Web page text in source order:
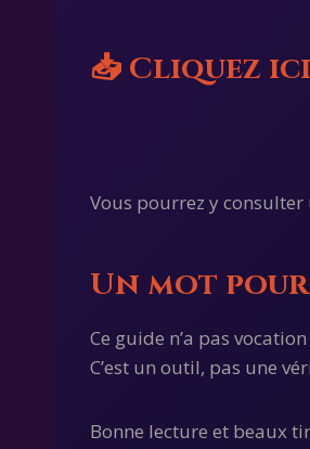
📥 Cliquez
Vous pourrez y
Un mot
Ce guide n’a pas
C’est un outil, pas une
Bonne lecture et beaux